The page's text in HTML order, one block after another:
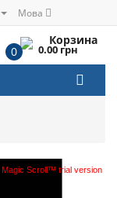
Мова
Корзина
0 0.00 грн
Magic Scroll™ trial version